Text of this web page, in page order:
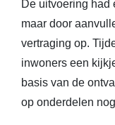
De uitvoering had
maar door
vertraging op.
inwoners een
basis van de
op onderdelen